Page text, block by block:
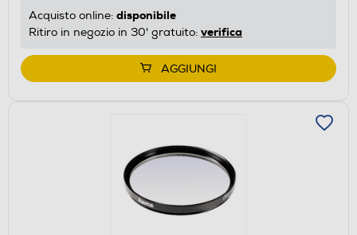
Acquisto online: disponibile
Ritiro in negozio in 30' gratuito: verifica
AGGIUNGI